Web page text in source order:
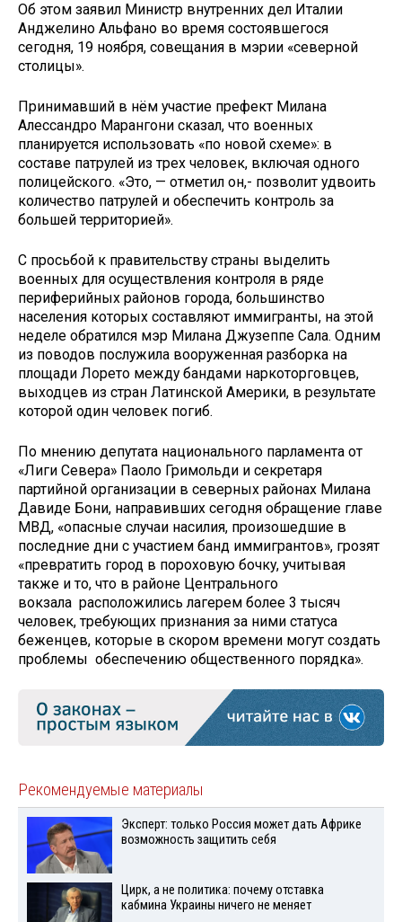
Об этом заявил Министр внутренних дел Италии
Анджелино Альфано во время состоявшегося
сегодня, 19 ноября, совещания в мэрии «северной
столицы».
Принимавший в нём участие префект Милана
Алессандро Марангони сказал, что военных
планируется использовать «по новой схеме»: в
составе патрулей из трех человек, включая одного
полицейского. «Это, — отметил он,- позволит удвоить
количество патрулей и обеспечить контроль за
большей территорией».
С просьбой к правительству страны выделить
военных для осуществления контроля в ряде
периферийных районов города, большинство
населения которых составляют иммигранты, на этой
неделе обратился мэр Милана Джузеппе Сала. Одним
из поводов послужила вооруженная разборка на
площади Лорето между бандами наркоторговцев,
выходцев из стран Латинской Америки, в результате
которой один человек погиб.
По мнению депутата национального парламента от
«Лиги Севера» Паоло Гримольди и секретаря
партийной организации в северных районах Милана
Давиде Бони, направивших сегодня обращение главе
МВД, «опасные случаи насилия, произошедшие в
последние дни с участием банд иммигрантов», грозят
«превратить город в пороховую бочку, учитывая
также и то, что в районе Центрального
вокзала расположились лагерем более 3 тысяч
человек, требующих признания за ними статуса
беженцев, которые в скором времени могут создать
проблемы обеспечению общественного порядка».
Рекомендуемые материалы
Эксперт: только Россия может дать Африке
возможность защитить себя
Цирк, а не политика: почему отставка
кабмина Украины ничего не меняет